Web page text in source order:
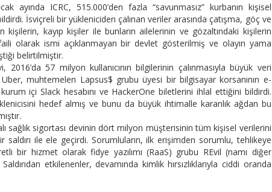
ayında ICRC, 515.000’den fazla “savunmasız” kurbanın kişisel
İsviçreli bir yükleniciden çalınan veriler arasında çatışma, göç ve
kayıp kişiler ile bunların ailelerinin ve gözaltındaki kişilerin
olarak ismi açıklanmayan bir devlet gösterilmiş ve olayın yama
belirtilmiştir.
57 milyon kullanıcının bilgilerinin çalınmasıyla büyük veri
Uber, muhtemelen Lapsus$ grubu üyesi bir bilgisayar korsanının e-
içi Slack hesabını ve HackerOne biletlerini ihlal ettiğini bildirdi.
hedef almış ve bunu da büyük ihtimalle karanlık ağdan bu
sağlık sigortası devinin dört milyon müşterisinin tüm kişisel verilerini
ile ele geçirdi. Sorumluların, ilk erişimden sorumlu, tehlikeye
bir hizmet olarak fidye yazılımı (RaaS) grubu REvil (namı diğer
etkilenenler, devamında kimlik hırsızlıklarıyla ciddi oranda